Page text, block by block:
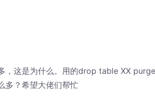
，这是为什么。用的drop table XX
多？希望大佬们帮忙